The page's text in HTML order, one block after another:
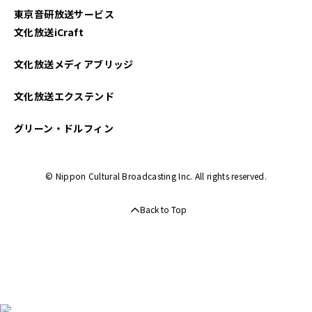
東京音研放送サービス
文化放送iCraft
文化放送メディアブリッジ
文化放送エクステンド
グリーン・ドルフィン
© Nippon Cultural Broadcasting Inc. All rights reserved.
Back to Top